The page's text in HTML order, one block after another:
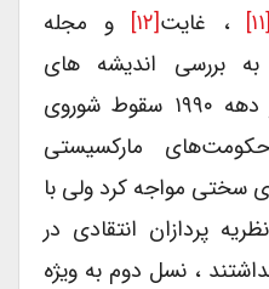
، غایت[۱۲]
و مجله
بررسی اندیشه های
مارکسیستی پرداختند . در دهه ۱۹۹۰ سقوط شوروی
مارکسیستی
سختی مواجه کرد ولی با
پردازان انتقادی در
، نسل دوم به ویژه